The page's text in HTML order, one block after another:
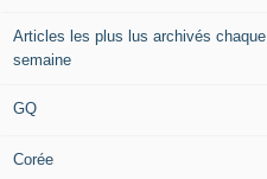
Articles les plus lus archivés chaque
semaine
GQ
Corée